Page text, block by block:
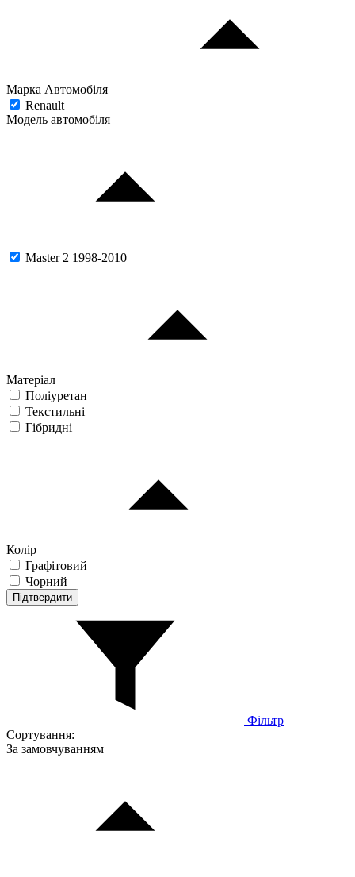
Марка Автомобіля
Renault
Модель автомобіля
Master 2 1998-2010
Матеріал
Поліуретан
Текстильні
Гібридні
Колір
Графітовий
Чорний
Підтвердити
Фільтр
Сортування:
За замовчуванням